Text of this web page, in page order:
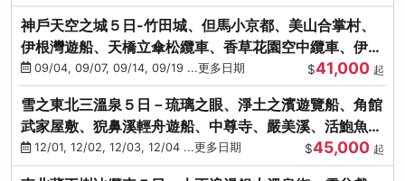
神戶天空之城５日-竹田城、但馬小京都、美山合掌村、
伊根灣遊船、天橋立傘松纜車、香草花園空中纜車、伊勢
龍蝦-台中出發
09/04, 09/07, 09/14, 09/19 ...更多日期 $41,000 起
雪之東北三溫泉５日－琉璃之眼、淨土之濱遊覽船、角館
武家屋敷、猊鼻溪輕舟遊船、中尊寺、嚴美溪、活鮑魚
燒、烤牡蠣、握壽司體驗
12/01, 12/02, 12/03, 12/04 ...更多日期 $45,000 起